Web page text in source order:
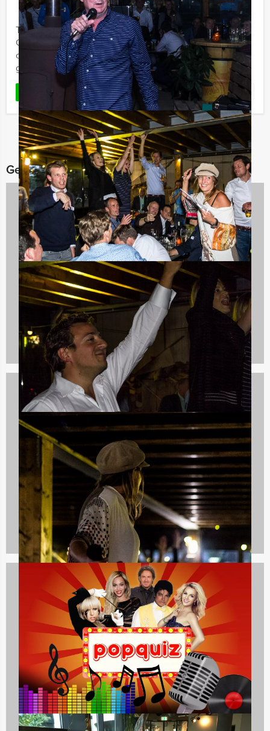
Tijdens het Ranking the Stars Diner van Holland Tour
Guides gaat u in teamverband uw vriendenkring of
collega's eens goed onderzoeken op de meest ludieke
geheimen en ...
LEES MEER Favoriet
Gerelateerde categorieën
Spelprogramma's
1688 uitjes
Bedrijfsuitjes
920 uitjes
Teambuilding
2167 uitjes